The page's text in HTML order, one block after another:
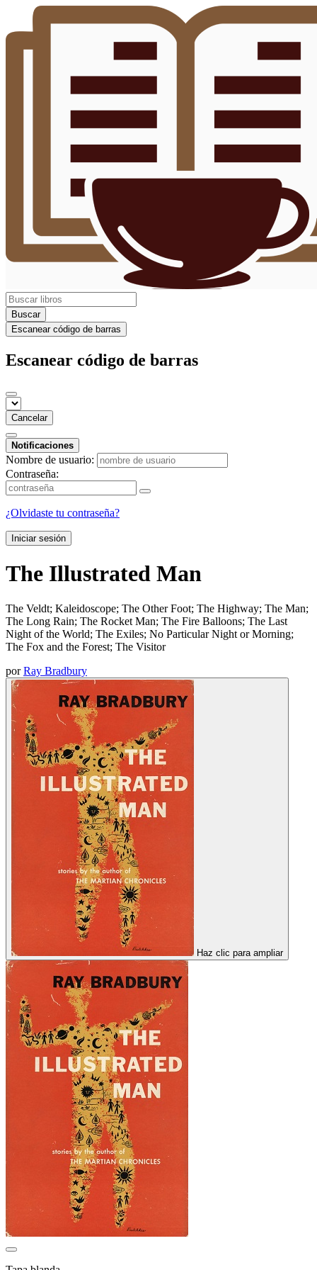
Buscar
Escanear código de barras
Escanear código de barras
Cancelar
Notificaciones
Nombre de usuario:
Contraseña:
¿Olvidaste tu contraseña?
Iniciar sesión
The Illustrated Man
The Veldt; Kaleidoscope; The Other Foot; The Highway; The Man;
The Long Rain; The Rocket Man; The Fire Balloons; The Last
Night of the World; The Exiles; No Particular Night or Morning;
The Fox and the Forest; The Visitor
porRay Bradbury
Haz clic para ampliar